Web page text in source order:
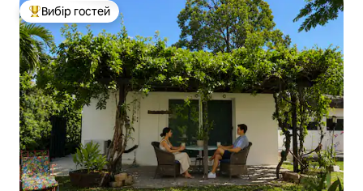
Топ вибір гостей
Вибір гостей